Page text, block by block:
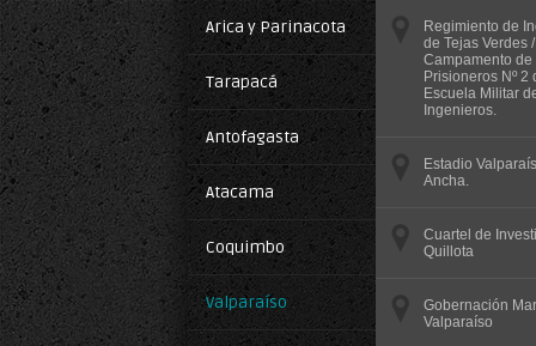
Arica y Parinacota
Tarapacá
Antofagasta
Atacama
Coquimbo
Valparaíso
Regimiento de
de Tejas Verdes /
Campamento de
Prisioneros Nº 2
Escuela Militar
Ingenieros.
Estadio
Ancha.
Cuartel de
Quillota
Gobernación
Valparaíso